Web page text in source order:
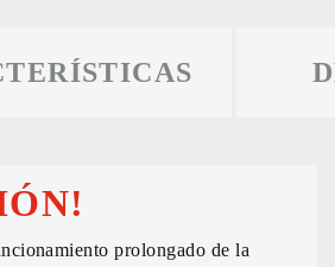
prolongado de la